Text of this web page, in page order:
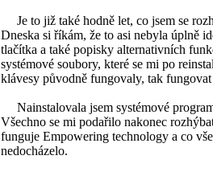
Je to již také hodně let, co jsem se
Dneska si říkám, že to asi nebyla úplně
tlačítka a také popisky alternativních
systémové soubory, které se mi po
klávesy původně fungovaly, tak
Nainstalovala jsem systémové
Všechno se mi podařilo nakonec
funguje Empowering technology a co
nedocházelo.